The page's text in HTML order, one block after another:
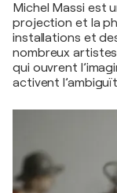
Michel Massi est
projection et la
installations et
nombreux
qui ouvrent
activent